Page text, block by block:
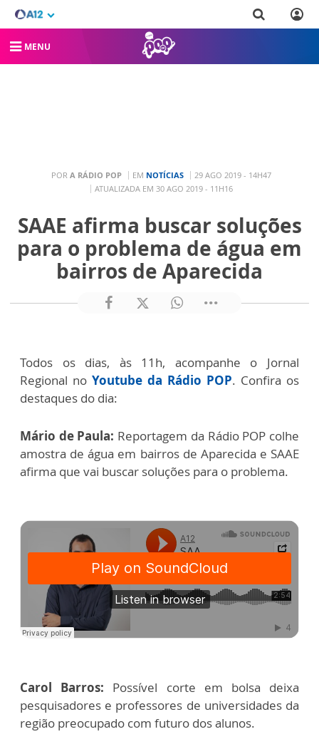
MENU
POR A RÁDIO POP EM NOTÍCIAS
29 AGO 2019 - 14H47
ATUALIZADA EM 30 AGO 2019 - 11H16
SAAE afirma buscar soluções
para o problema de água em
bairros de Aparecida
Todos os dias, às 11h, acompanhe o Jornal
Regional no Youtube da Rádio POP. Confira os
destaques do dia:
Mário de Paula: Reportagem da Rádio POP colhe
amostra de água em bairros de Aparecida e SAAE
afirma que vai buscar soluções para o problema.
Carol Barros: Possível corte em bolsa deixa
pesquisadores e professores de universidades da
região preocupado com futuro dos alunos.